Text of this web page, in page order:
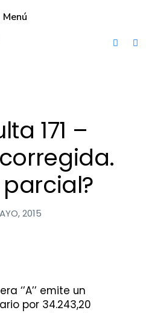
Menú
171 –
parcial?
2015
‘’A’’ emite un
por 34.243,20